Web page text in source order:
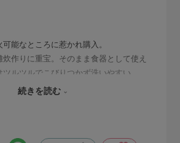
能なところに惹かれ購入。
作りに重宝。そのまま食器として使え
ルツルでこびりつかず洗いやすい。
用しており沸騰に時間がかかる。合う蓋
続きを読む